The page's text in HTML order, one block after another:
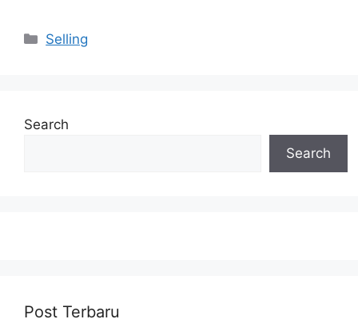
Categories
Selling
Search
Search
Post Terbaru